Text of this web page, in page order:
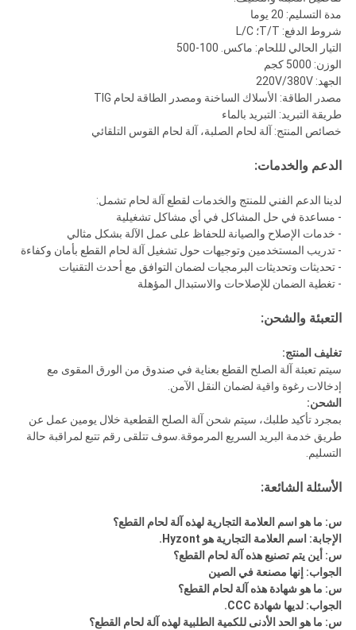
مدة التسليم: 20 يوما
شروط الدفع: T/T؛ L/C
التيار الحالي لللحام: ماكس. 100-500
الوزن: 5000 كجم
الجهد: 220V/380V
مصدر الطاقة: الأسلاك الساخنة ومصدر الطاقة لحام TIG
طريقة التبريد: التبريد بالماء
خصائص المنتج: آلة لحام الصلبة، آلة لحام القوس التلقائي
الدعم والخدمات:
لدينا الدعم الفني للمنتج والخدمات لقطع آلة لحام تشمل:
- مساعدة في حل المشاكل في أي مشاكل تشغيلية
- خدمات الإصلاح والصيانة للحفاظ على عمل الآلة بشكل مثالي
- تدريب المستخدمين وتوجيهات حول تشغيل آلة لحام القطع بأمان وكفاءة
- تحديثات وتحديثات البرمجيات لضمان التوافق مع أحدث التقنيات
- تغطية الضمان للإصلاحات والاستبدال المؤهلة
التعبئة والشحن:
تغليف المنتج:
سيتم تعبئة آلة الصلح القطع بعناية في صندوق من الورق المقوى مع
إدخالات رغوة واقية لضمان النقل الآمن.
الشحن:
بمجرد تأكيد طلبك، سيتم شحن آلة الصلح القطعية خلال يومين عمل عن
طريق خدمة البريد السريع المرموقة.سوف تتلقى رقم تتبع لمراقبة حالة
التسليم.
الأسئلة الشائعة:
س: ما هو اسم العلامة التجارية لهذه آلة لحام القطع؟
الإجابة: اسم العلامة التجارية هو Hyzont.
س: أين يتم تصنيع هذه آلة لحام القطع؟
الجواب: إنها مصنعة في الصين
س: ما هو شهادة هذه آلة لحام القطع؟
الجواب: لديها شهادة CCC.
س: ما هو الحد الأدنى للكمية الطلبية لهذه آلة لحام القطع؟